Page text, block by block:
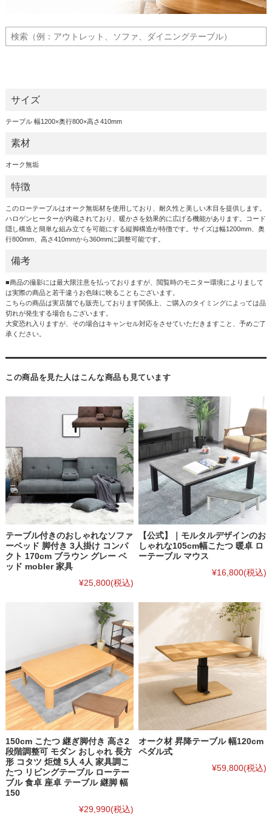
サイズ
テーブル 幅1200×奥行800×高さ410mm
素材
オーク無垢
特徴
このローテーブルはオーク無垢材を使用しており、耐久性と美しい木目を提供します。
ハロゲンヒーターが内蔵されており、暖かさを効果的に広げる機能があります。コード
隠し構造と簡単な組み立てを可能にする縦脚構造が特徴です。サイズは幅1200mm、奥
行800mm、高さ410mmから360mmに調整可能です。
備考
■商品の撮影には最大限注意を払っておりますが、閲覧時のモニター環境によりまして
は実際の商品と若干違うお色味に映ることもございます。
こちらの商品は実店舗でも販売しております関係上、ご購入のタイミングによっては品
切れが発生する場合もございます。
大変恐れ入りますが、その場合はキャンセル対応をさせていただきますこと、予めご了
承ください。
この商品を見た人はこんな商品も見ています
テーブル付きのおしゃれなソファ
ーベッド 脚付き 3人掛け コンパ
クト 170cm ブラウン グレー ベ
ッド mobler 家具
¥25,800(税込)
【公式】｜モルタルデザインのお
しゃれな105cm幅こたつ 暖卓 ロ
ーテーブル マウス
¥16,800(税込)
150cm こたつ 継ぎ脚付き 高さ2
段階調整可 モダン おしゃれ 長方
形 コタツ 炬燵 5人 4人 家具調こ
たつ リビングテーブル ローテー
ブル 食卓 座卓 テーブル 継脚 幅
150
¥29,990(税込)
オーク材 昇降テーブル 幅120cm
ペダル式
¥59,800(税込)